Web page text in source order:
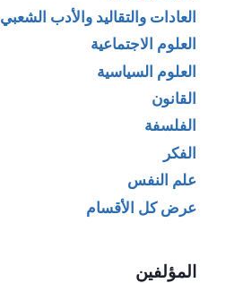
العادات والتقاليد والأدب الشعبي
العلوم الاجتماعية
العلوم السياسية
القانون
الفلسفة
الفكر
علم النفس
عرض كل الأقسام
المؤلفين